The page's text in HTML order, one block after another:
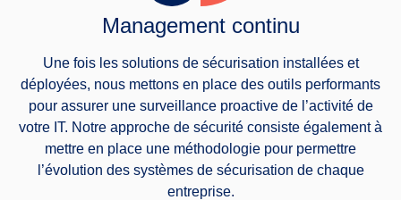
Management continu
Une fois les solutions de sécurisation installées et
déployées, nous mettons en place des outils performants
pour assurer une surveillance proactive de l’activité de
votre IT. Notre approche de sécurité consiste également à
mettre en place une méthodologie pour permettre
l’évolution des systèmes de sécurisation de chaque
entreprise.